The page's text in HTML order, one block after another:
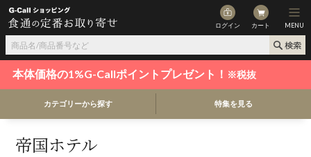
ログイン カート MENU
本体価格の1%G-Callポイントプレゼント！ ※税抜
カテゴリーから探す 特集を見る
帝国ホテル